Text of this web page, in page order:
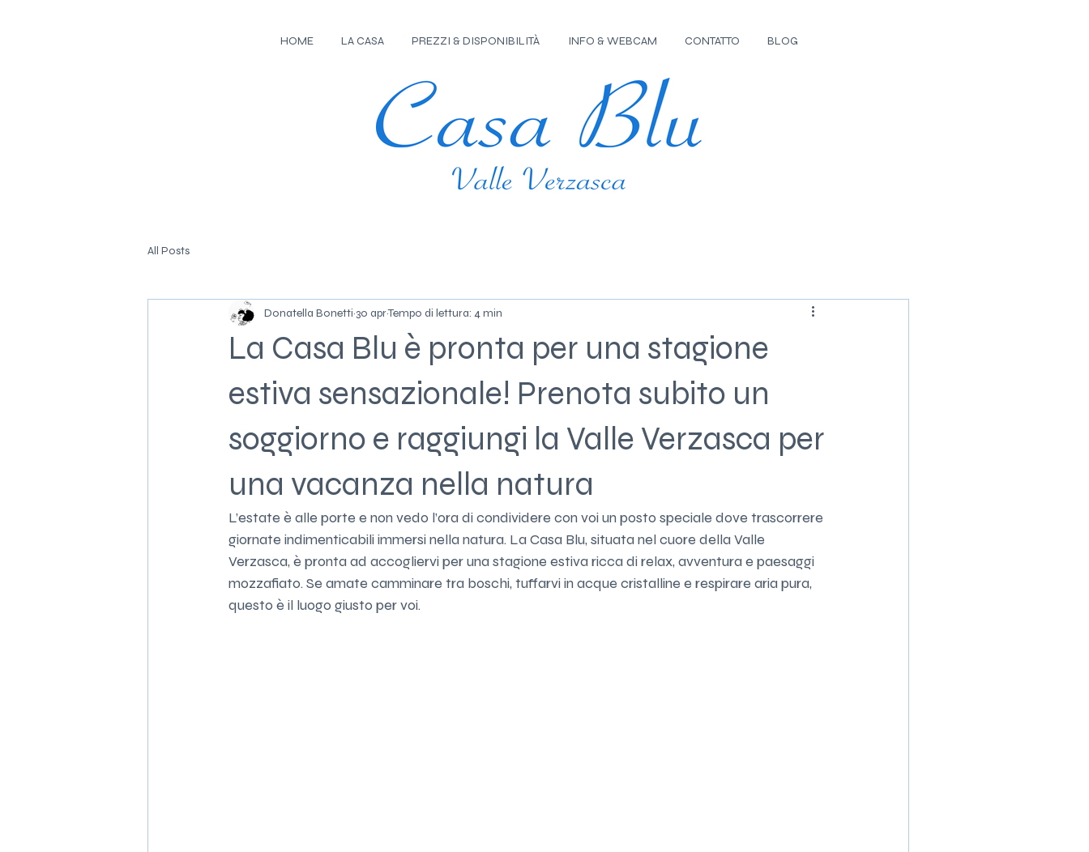
HOME LA CASA PREZZI & DISPONIBILITÀ INFO & WEBCAM CONTATTO BLOG
All Posts
La Casa Blu è pronta per una stagione
estiva sensazionale! Prenota subito un
soggiorno e raggiungi la Valle Verzasca per
una vacanza nella natura
Donatella Bonetti 30 aprTempo di lettura: 4 min
L’estate è alle porte e non vedo l’ora di condividere con voi un posto speciale dove trascorrere
giornate indimenticabili immersi nella natura. La Casa Blu, situata nel cuore della Valle
Verzasca, è pronta ad accogliervi per una stagione estiva ricca di relax, avventura e paesaggi
mozzafiato. Se amate camminare tra boschi, tuffarvi in acque cristalline e respirare aria pura,
questo è il luogo giusto per voi.